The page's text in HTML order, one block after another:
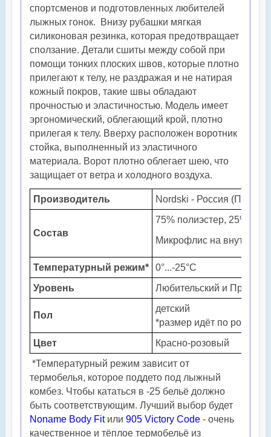
спортсменов и подготовленных любителей
лыжных гонок. Внизу рубашки мягкая
силиконовая резинка, которая предотвращает
сползание. Детали сшиты между собой при
помощи тонких плоских швов, которые плотно
прилегают к телу, не раздражая и не натирая
кожный покров, такие швы обладают
прочностью и эластичностью. Модель имеет
эргономический, облегающий крой, плотно
прилегая к телу. Вверху расположен воротник
стойка, выполненный из эластичного
материала. Ворот плотно облегает шею, что
защищает от ветра и холодного воздуха.
Производитель Nordski - Россия (Пенза)
Состав
75% полиэстер, 25%
Микрофлис на
Температурный режим*
0°...-25°С
Уровень
Любительский и
Пол
детский
*размер идёт по росту
Цвет
Красно-розовый
*Температурный режим зависит от
термобелья, которое поддето под лыжный
комбез. Чтобы кататься в -25 бельё должно
быть соответствующим. Лучший выбор будет
Noname Body Fit или 905 Victory Code - очень
качественное и тёплое термобельё из